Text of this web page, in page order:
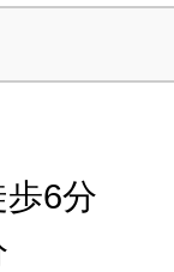
6分